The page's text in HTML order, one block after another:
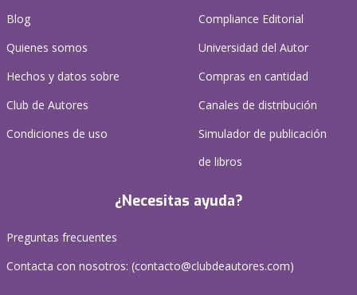
Blog
Quienes somos
Hechos y datos sobre
Club de Autores
Condiciones de uso
Compliance Editorial
Universidad del Autor
Compras en cantidad
Canales de distribución
Simulador de publicación
de libros
¿Necesitas ayuda?
Preguntas frecuentes
Contacta con nosotros: (contacto@clubdeautores.com)